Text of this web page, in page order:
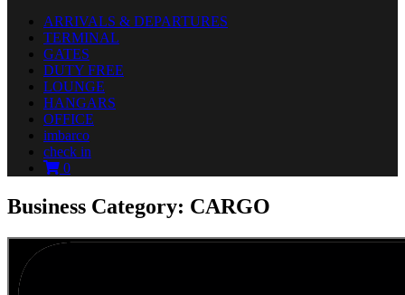
ARRIVALS & DEPARTURES
TERMINAL
GATES
DUTY FREE
LOUNGE
HANGARS
OFFICE
imbarco
check in
0
Business Category: CARGO